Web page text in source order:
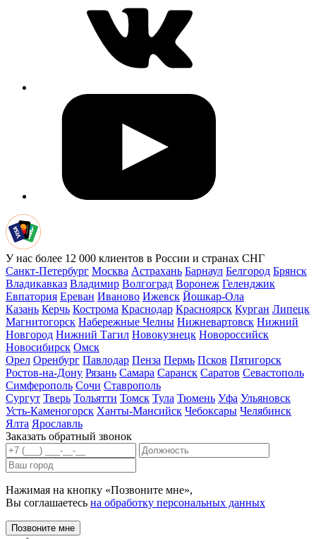
У нас более 12 000 клиентов в России и странах СНГ
Санкт-Петербург Москва Астрахань Барнаул Белгород Брянск
Владикавказ Владимир Волгоград Воронеж Геленджик
Евпатория Ереван Иваново Ижевск Йошкар-Ола
Казань Керчь Кострома Краснодар Красноярск Курган Липецк
Магнитогорск Набережные Челны Нижневартовск Нижний
Новгород Нижний Тагил Новокузнецк Новороссийск
Новосибирск Омск
Орел Оренбург Павлодар Пенза Пермь Псков Пятигорск
Ростов-на-Дону Рязань Самара Саранск Саратов Севастополь
Симферополь Сочи Ставрополь
Сургут Тверь Тольятти Томск Тула Тюмень Уфа Ульяновск
Усть-Каменогорск Ханты-Мансийск Чебоксары Челябинск
Ялта Ярославль
Заказать обратный звонок
Нажимая на кнопку «Позвоните мне»,
Вы соглашаетесь на обработку персональных данных